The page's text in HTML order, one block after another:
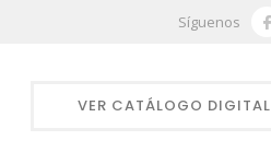
Síguenos
VER CATÁLOGO DIGITAL